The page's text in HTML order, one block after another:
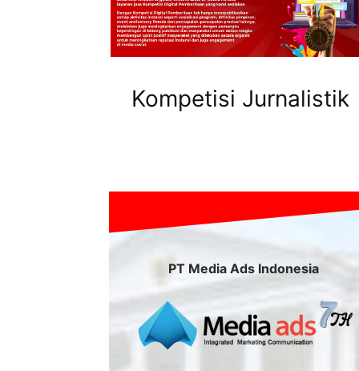
Kompetisi Jurnalistik
PT Media Ads Indonesia